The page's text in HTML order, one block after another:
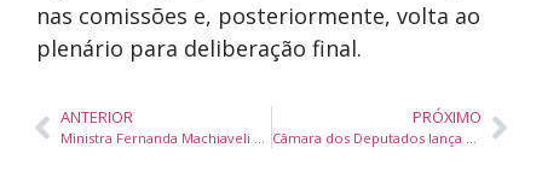
nas comissões e, posteriormente, volta ao
plenário para deliberação final.
ANTERIOR
Ministra Fernanda Machiaveli destaca agroecologia e alimentação orgânica como eixo de renda rural e saúde no Brasil
PRÓXIMO
Câmara dos Deputados lança publicação sobre saúde das mulheres e políticas públicas baseadas em evidências